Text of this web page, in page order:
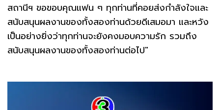
สถานีฯ ขอขอบคุณแฟน ๆ ทุกท่านที่คอยส่งกำลังใจและ
สนับสนุนผลงานของทั้งสองท่านด้วยดีเสมอมา และหวัง
เป็นอย่างยิ่งว่าทุกท่านจะยังคงมอบความรัก รวมถึง
สนับสนุนผลงานของทั้งสองท่านต่อไป"